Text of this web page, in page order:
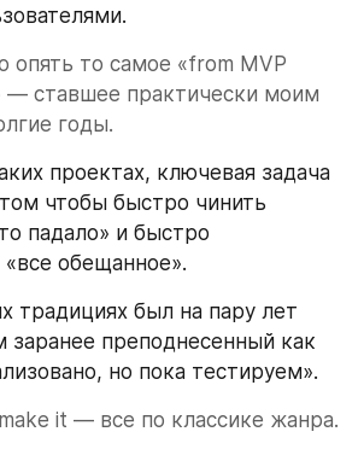
опять то самое «from MVP
— ставшее практически моим
годы.
проектах, ключевая задача
чтобы быстро чинить
падало» и быстро
обещанное».
традициях был на пару лет
заранее преподнесенный как
но пока тестируем».
it — все по классике жанра.